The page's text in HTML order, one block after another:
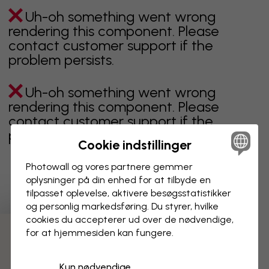
Uh-oh something went wrong
rendering this component. Please
contact customer support if the
problem persists.
Uh-oh something went wrong
rendering this component. Please
contact customer support if the
problem persists.
Viser side 1 af 2 sider
Opdag flere kategorier
Cookie indstillinger
Photowall og vores partnere gemmer
oplysninger på din enhed for at tilbyde en
tilpasset oplevelse, aktivere besøgs­statistikker
og personlig markedsføring. Du styrer, hvilke
cookies du accepterer ud over de nødvendige,
for at hjemmesiden kan fungere.